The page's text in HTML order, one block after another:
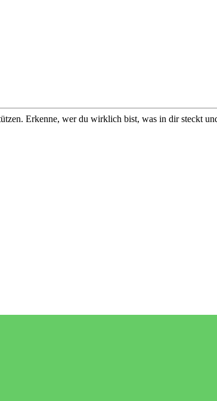
Erkenne, wer du wirklich bist, was in dir steckt